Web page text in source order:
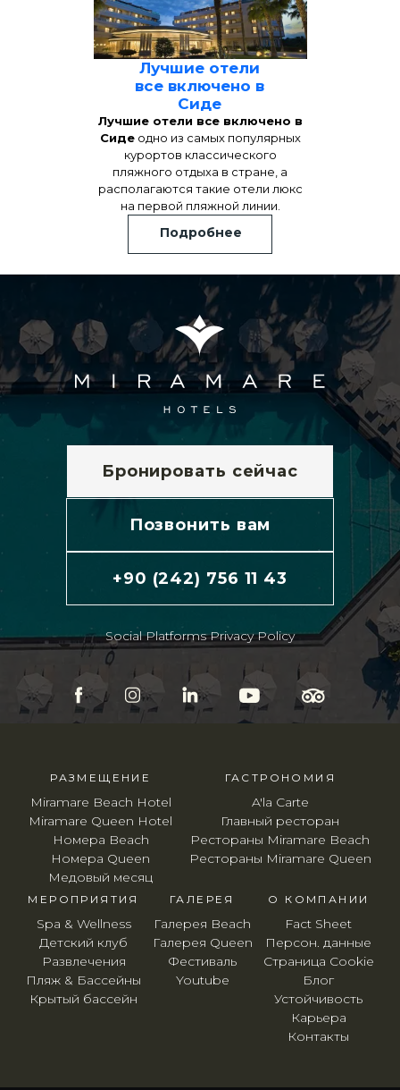
Лучшие отели
все включено в
Сиде
Лучшие отели все включено в
Сидеодно из самых популярных
курортов классического
пляжного отдыха в стране, а
располагаются такие отели люкс
на первой пляжной линии.
Подробнее
Бронировать сейчас
Позвонить вам
+90 (242) 756 11 43
РАЗМЕЩЕНИЕ
Miramare Beach Hotel
Miramare Queen Hotel
Номера Beach
Номера Queen
Медовый месяц
ГАСТРОНОМИЯ
A'la Carte
Главный ресторан
Рестораны Miramare Beach
Рестораны Miramare Queen
МЕРОПРИЯТИЯ
Spa & Wellness
Детский клуб
Развлечения
Пляж & Бассейны
Крытый бассейн
O КОМПАНИИ
Fact Sheet
Персон. данные
Страница Cookie
Блог
Устойчивость
Карьера
Контакты
ГАЛЕРЕЯ
Галерея Beach
Галерея Queen
Фестиваль
Youtube
Social Platforms Privacy Policy